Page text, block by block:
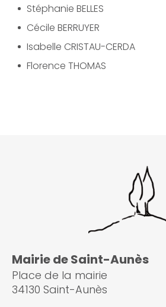
­Stéphanie BELLES
­Cécile BERRUYER
­Isabelle CRISTAU-CERDA
­Florence THOMAS
Mairie de Saint-Aunès
Place de la mairie
34130 Saint-Aunès